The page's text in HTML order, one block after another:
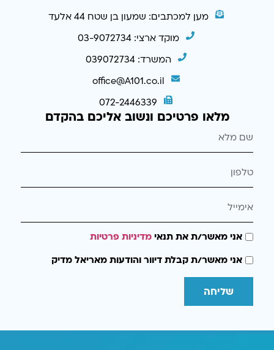
מען למכתבים: שמעון בן שטח 44 אלעד
מוקד ארצי: 03-9072734
המשרד: 039072734
office@A101.co.il
072-2446339
מלאו פרטיכם ונשוב אליכם בהקדם
אני מאשר/ת את תנאימדיניות פרטיות
אני מאשר/ת קבלת דיוור והודעות מאריאל מדיק
שליחה